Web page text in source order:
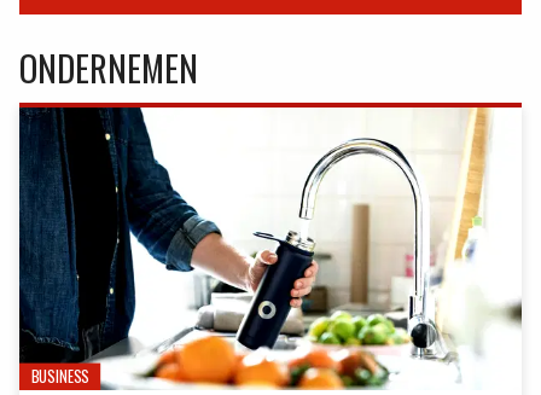
ONDERNEMEN
BUSINESS